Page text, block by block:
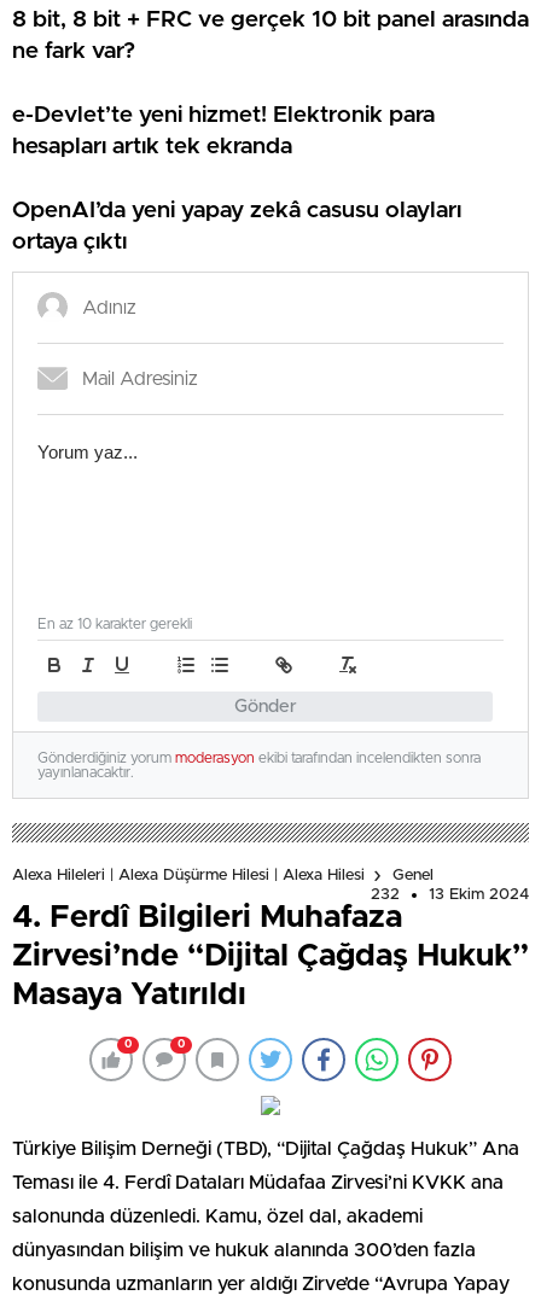
8 bit, 8 bit + FRC ve gerçek 10 bit panel arasında
ne fark var?
e-Devlet’te yeni hizmet! Elektronik para
hesapları artık tek ekranda
OpenAI’da yeni yapay zekâ casusu olayları
ortaya çıktı
Gönder
En az 10 karakter gerekli
Gönderdiğiniz yorum moderasyon ekibi tarafından incelendikten sonra
yayınlanacaktır.
Alexa Hileleri | Alexa Düşürme Hilesi | Alexa Hilesi
Genel
232
13 Ekim 2024
4. Ferdî Bilgileri Muhafaza
Zirvesi’nde “Dijital Çağdaş Hukuk”
Masaya Yatırıldı
0 0
Türkiye Bilişim Derneği (TBD), “Dijital Çağdaş Hukuk” Ana
Teması ile 4. Ferdî Dataları Müdafaa Zirvesi’ni KVKK ana
salonunda düzenledi. Kamu, özel dal, akademi
dünyasından bilişim ve hukuk alanında 300’den fazla
konusunda uzmanların yer aldığı Zirve’de “Avrupa Yapay